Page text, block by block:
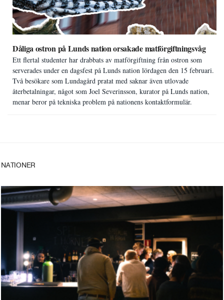
Dåliga ostron på Lunds nation orsakade matförgiftningsvåg
Ett flertal studenter har drabbats av matförgiftning från ostron som
serverades under en dagsfest på Lunds nation lördagen den 15 februari.
Två besökare som Lundagård pratat med saknar även utlovade
återbetalningar, något som Joel Severinsson, kurator på Lunds nation,
menar beror på tekniska problem på nationens kontaktformulär.
NATIONER